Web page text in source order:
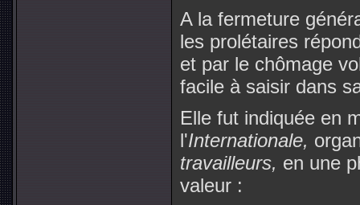
A la fermeture
les prolétaires
et par le chômage
facile à saisir dans
Elle fut indiquée en
l'Internationale,
travailleurs, en une
valeur :